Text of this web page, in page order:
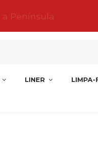
Península
LINER LIMPA-